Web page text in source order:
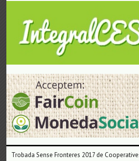
Trobada Sense Fronteres 2017 de